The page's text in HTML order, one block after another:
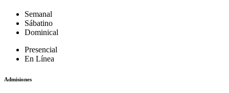
Semanal
Sábatino
Dominical
Presencial
En Línea
Admisiones